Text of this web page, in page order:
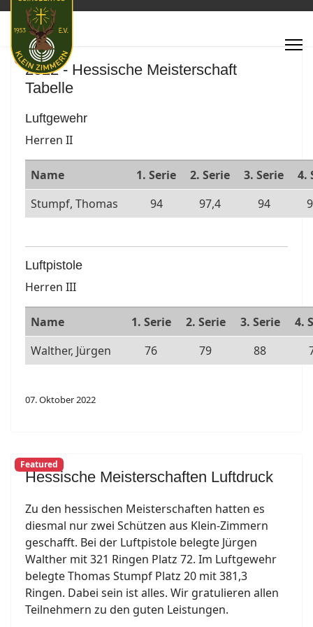
Featured
2022 - Hessische Meisterschaft
Tabelle
Luftgewehr
Herren II
Name 1. Serie 2. Serie 3. Serie
4.
Stumpf, Thomas
94 97,4 94
Luftpistole
Herren III
Name 1. Serie 2. Serie 3. Serie
4.
Walther, Jürgen
76 79 88
07. Oktober 2022
Featured
Hessische Meisterschaften Luftdruck
Zu den hessischen Meisterschaften hatten es
diesmal nur zwei Schützen aus Klein-Zimmern
geschafft. Bei der Luftpistole belegte Jürgen
Walther mit 321 Ringen Platz 72. Im Luftgewehr
belegte Thomas Stumpf Platz 20 mit 381,3
Ringen. Dabei sein ist alles. Wir gratulieren allen
Teilnehmern zu den guten Leistungen.